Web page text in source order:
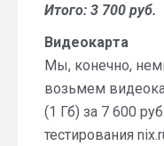
Итого: 3 700 руб.
Видеокарта
Мы, конечно,
возьмем
(1 Гб) за 7 600
тестирования